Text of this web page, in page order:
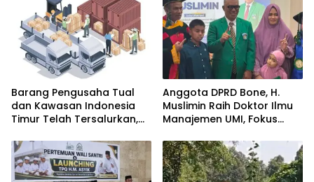
Barang Pengusaha Tual
dan Kawasan Indonesia
Timur Telah Tersalurkan,
Langkah Penyelesaian PT
Afid Logistik dan PT Tanto
Intim Line
Anggota DPRD Bone, H.
Muslimin Raih Doktor Ilmu
Manajemen UMI, Fokus
ASN